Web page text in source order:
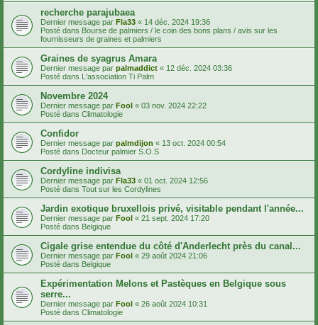
recherche parajubaea
Dernier message par Fla33 « 14 déc. 2024 19:36
Posté dans Bourse de palmiers / le coin des bons plans / avis sur les
fournisseurs de graines et palmiers
Graines de syagrus Amara
Dernier message par palmaddict « 12 déc. 2024 03:36
Posté dans L'association Ti Palm
Novembre 2024
Dernier message par Fool « 03 nov. 2024 22:22
Posté dans Climatologie
Confidor
Dernier message par palmdijon « 13 oct. 2024 00:54
Posté dans Docteur palmier S.O.S
Cordyline indivisa
Dernier message par Fla33 « 01 oct. 2024 12:56
Posté dans Tout sur les Cordylines
Jardin exotique bruxellois privé, visitable pendant l'année...
Dernier message par Fool « 21 sept. 2024 17:20
Posté dans Belgique
Cigale grise entendue du côté d'Anderlecht près du canal...
Dernier message par Fool « 29 août 2024 21:06
Posté dans Belgique
Expérimentation Melons et Pastèques en Belgique sous
serre...
Dernier message par Fool « 26 août 2024 10:31
Posté dans Climatologie